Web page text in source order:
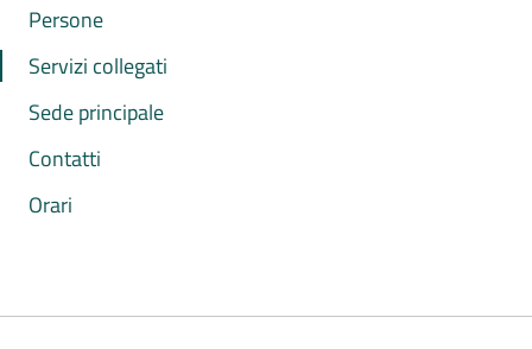
Persone
Servizi collegati
Sede principale
Contatti
Orari